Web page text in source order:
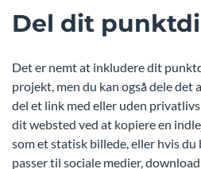
Del dit
Det er nemt at inkludere dit
projekt, men du kan også dele det
del et link med eller uden
dit websted ved at kopiere en
som et statisk billede, eller hvis
passer til sociale medier,